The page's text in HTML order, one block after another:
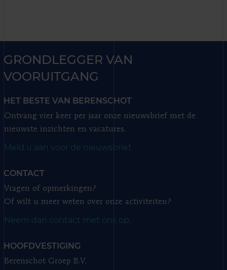
GRONDLEGGER VAN
VOORUITGANG
HET BESTE VAN BERENSCHOT
Ontvang vier keer per jaar onze nieuwsbrief met de
nieuwste inzichten en vacatures.
Meld u aan voor de nieuwsbrief.
CONTACT
Vragen of opmerkingen?
Of wilt u meer weten over onze activiteiten?
Neem dan contact met ons op.
HOOFDVESTIGING
Berenschot Groep B.V.